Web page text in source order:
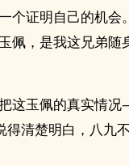
个证明自己的机会
佩，是我这兄弟随
这玉佩的真实情
清楚明白，八九